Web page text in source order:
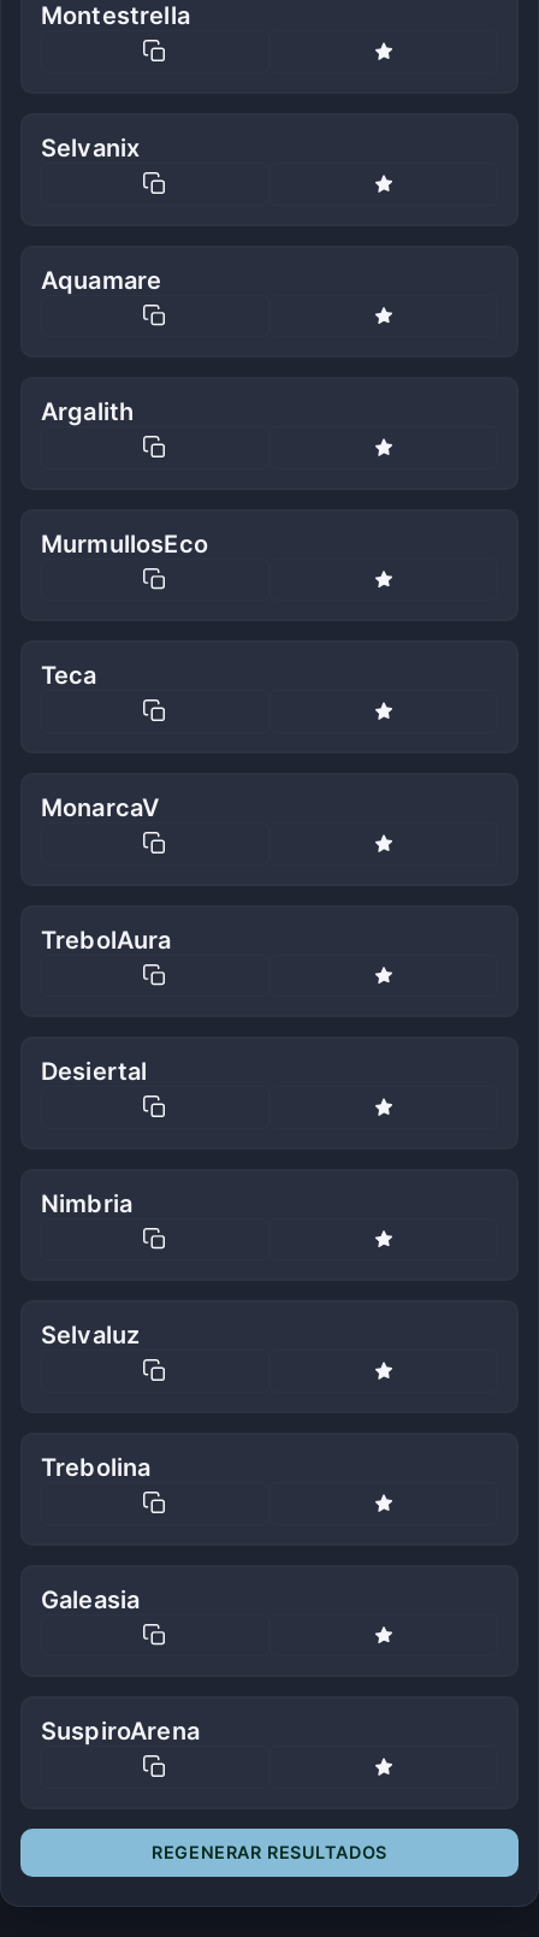
Montestrella
Selvanix
Aquamare
Argalith
MurmullosEco
Teca
MonarcaV
TrebolAura
Desiertal
Nimbria
Selvaluz
Trebolina
Galeasia
SuspiroArena
REGENERAR RESULTADOS